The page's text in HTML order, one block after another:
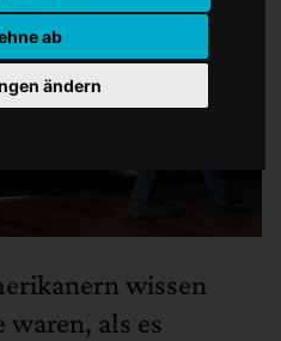
ab
ändern
wissen
waren, als es